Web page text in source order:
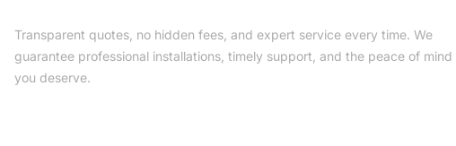
Transparent quotes, no hidden fees, and expert service every time. We
guarantee professional installations, timely support, and the peace of mind
you deserve.